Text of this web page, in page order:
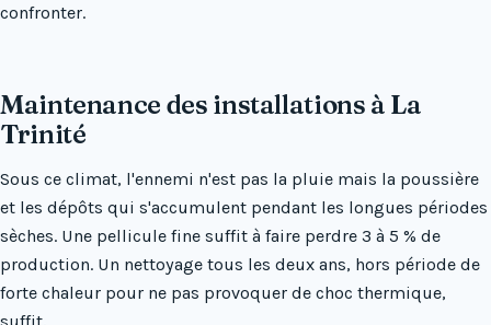
confronter.
Maintenance des installations à La
Trinité
Sous ce climat, l'ennemi n'est pas la pluie mais la poussière
et les dépôts qui s'accumulent pendant les longues périodes
sèches. Une pellicule fine suffit à faire perdre 3 à 5 % de
production. Un nettoyage tous les deux ans, hors période de
forte chaleur pour ne pas provoquer de choc thermique,